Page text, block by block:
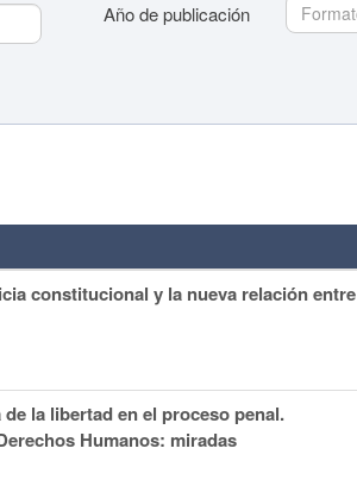
Año de publicación
constitucional y la nueva relación entre
la libertad en el proceso penal.
Humanos: miradas